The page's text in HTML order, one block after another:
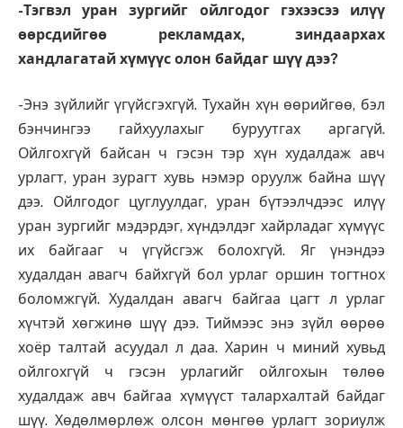
-Тэгвэл уран зургийг ойлгодог гэхээсээ илүү
өөрсдийгөө рекламдах, зиндаархах
хандлагатай хүмүүс олон байдаг шүү дээ?
-Энэ зүйлийг үгүйсгэхгүй. Тухайн хүн өөрийгөө, бэл
бэнчингээ гайхуулахыг буруутгах аргагүй.
Ойлгохгүй байсан ч гэсэн тэр хүн худалдаж авч
урлагт, уран зурагт хувь нэмэр оруулж байна шүү
дээ. Ойлгодог цуглуулдаг, уран бүтээлчдээс илүү
уран зургийг мэдэрдэг, хүндэлдэг хайрладаг хүмүүс
их байгааг ч үгүйсгэж болохгүй. Яг үнэндээ
худалдан авагч байхгүй бол урлаг оршин тогтнох
боломжгүй. Худалдан авагч байгаа цагт л урлаг
хүчтэй хөгжинө шүү дээ. Тиймээс энэ зүйл өөрөө
хоёр талтай асуудал л даа. Харин ч миний хувьд
ойлгохгүй ч гэсэн урлагийг ойлгохын төлөө
худалдаж авч байгаа хүмүүст талархалтай байдаг
шүү. Хөдөлмөрлөж олсон мөнгөө урлагт зориулж